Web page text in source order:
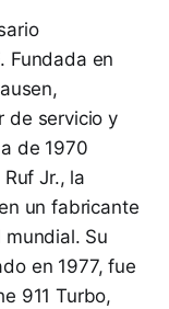
Fundada en
de servicio y
de 1970
Jr., la
un fabricante
Su
en 1977, fue
911 Turbo,